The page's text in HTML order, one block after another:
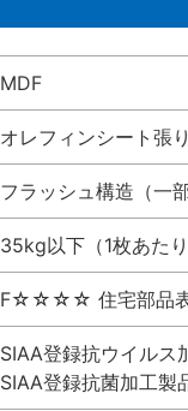
MDF
オレフィンシート張り
フラッシュ構造（一
35kg以下（1枚あたり
F☆☆☆☆ 住宅部品表
SIAA登録抗ウイル
SIAA登録抗菌加工